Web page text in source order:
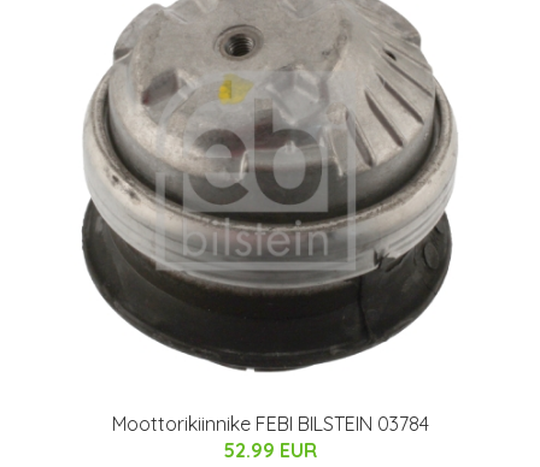
Moottorikiinnike FEBI BILSTEIN 03784
52.99 EUR